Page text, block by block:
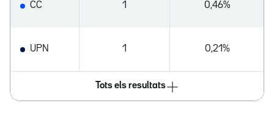
CC 1 0,46%
UPN 1 0,21%
Tots els resultats